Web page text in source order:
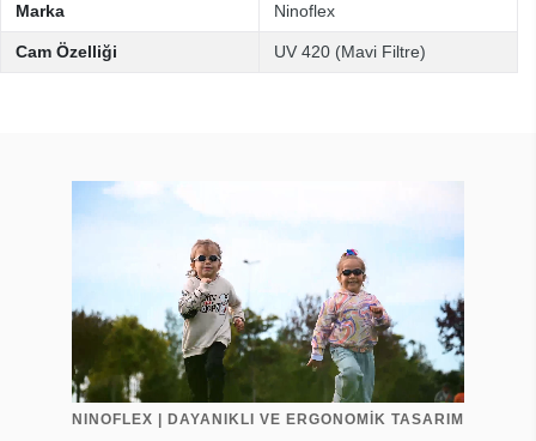
Marka Ninoflex
Cam Özelliği UV 420 (Mavi Filtre)
NINOFLEX | DAYANIKLI VE ERGONOMİK TASARIM